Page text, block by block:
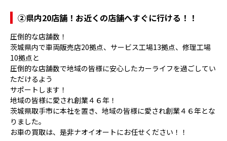
②県内20店舗！お近くの店舗へすぐに行ける！！
圧倒的な店舗数！
茨城県内で車両販売店20拠点、サービス工場13拠点、修理工場
10拠点と
圧倒的な店舗数で地域の皆様に安心したカーライフを過ごしてい
ただけるよう
サポートします！
地域の皆様に愛され創業４６年！
茨城県取手市に本社を置き、地域の皆様に愛され創業４６年とな
りました。
お車の買取は、是非ナオイオートにお任せください！！